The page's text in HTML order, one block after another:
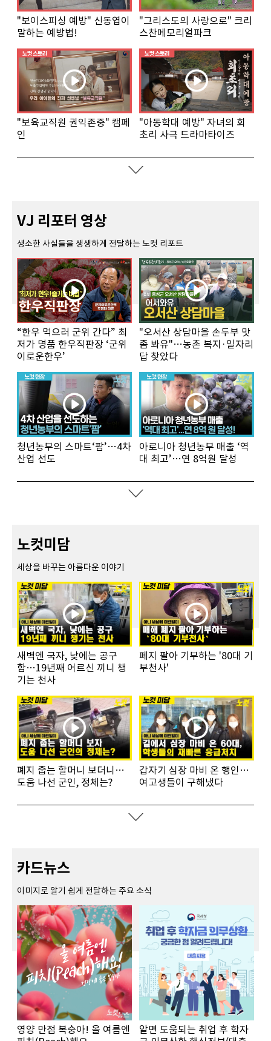
"보이스피싱 예방" 신동엽이
말하는 예방법!
"그리스도의 사랑으로" 크리
스찬메모리얼파크
"보육교직원 권익존중" 캠페
인
"아동학대 예방" 자녀의 회
초리 사극 드라마타이즈
VJ 리포터 영상
생소한 사실들을 생생하게 전달하는 노컷 리포트
“한우 먹으러 군위 간다” 최
저가 명품 한우직판장 ‘군위
이로운한우’
"오서산 상담마을 손두부 맛
좀 봐유"…농촌 복지·일자리
답 찾았다
청년농부의 스마트‘팜’…4차
산업 선도
아로니아 청년농부 매출 ‘역
대 최고’…연 8억원 달성
노컷미담
세상을 바꾸는 아름다운 이야기
새벽엔 국자, 낮에는 공구
함…19년째 어르신 끼니 챙
기는 천사
폐지 팔아 기부하는 '80대 기
부천사'
폐지 줍는 할머니 보더니…
도움 나선 군인, 정체는?
갑자기 심장 마비 온 행인…
여고생들이 구해냈다
카드뉴스
이미지로 알기 쉽게 전달하는 주요 소식
영양 만점 복숭아! 올 여름엔
알면 도움되는 취업 후 학자